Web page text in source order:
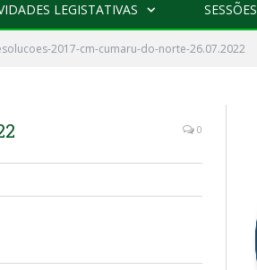
LEGISTATIVAS SESSÕES
2017-cm-cumaru-do-norte-26.07.2022
0